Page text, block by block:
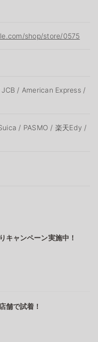
shop/store/0575
/ American Express /
/ PASMO / 楽天Edy /
キャンペーン実施中！
舗で試着！